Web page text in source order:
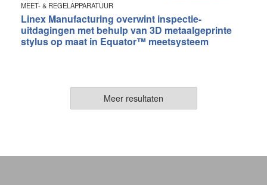
MEET- & REGELAPPARATUUR
Linex Manufacturing overwint inspectie-
uitdagingen met behulp van 3D metaalgeprinte
stylus op maat in Equator™ meetsysteem
Meer resultaten